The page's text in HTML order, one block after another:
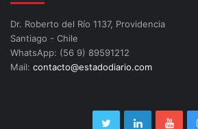
Dr. Roberto del Río 1137, Providencia
Santiago - Chile
WhatsApp: (56 9) 89591212
Mail: contacto@estadodiario.com